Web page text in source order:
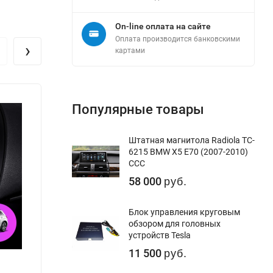
›
On-line оплата на сайте
Оплата производится банковскими
картами
Популярные товары
Штатная магнитола Radiola TC-
6215 BMW X5 E70 (2007-2010)
CCC
58 000 руб.
Блок управления круговым
обзором для головных
устройств Tesla
11 500 руб.